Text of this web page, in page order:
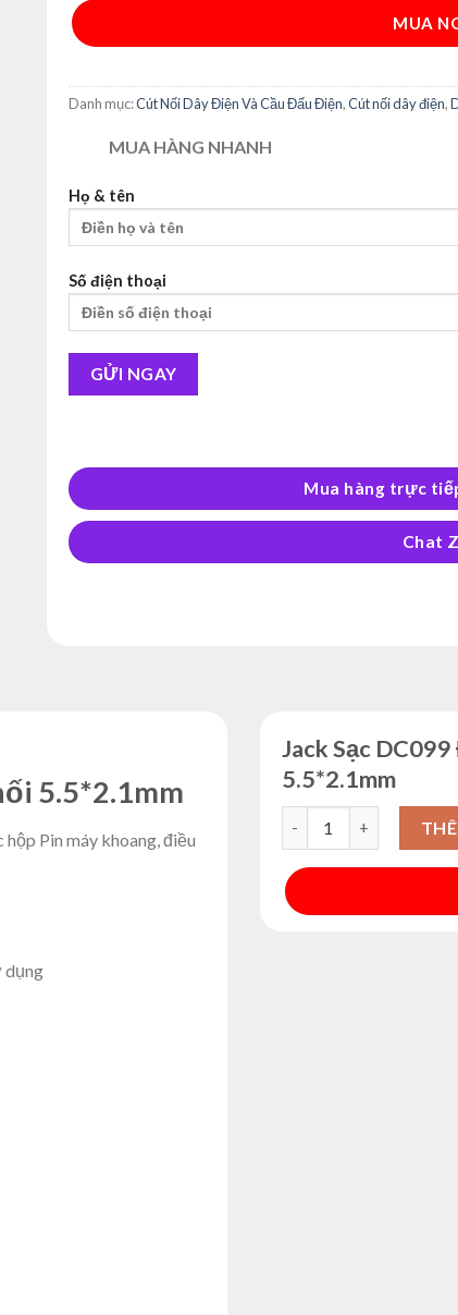
MUA
Danh mục:Cút Nối Dây Điện Và Cầu Đấu Điện,Cút nối dây điện,
MUA HÀNG NHANH
Họ & tên
Số điện thoại
Mua hàng trực
Chat
5.5*2.1mm
Pin máy khoang, điều
dụng
Jack Sạc
5.5*2.1mm
Jack Sạc DC099 Đúc